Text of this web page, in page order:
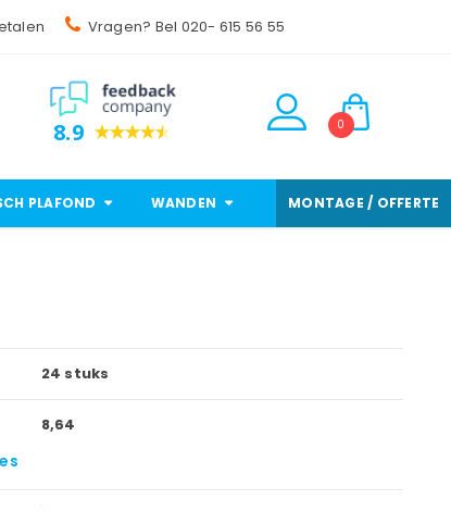
Vragen? Bel 020- 615 56 55
8.9 0
PLAFOND WANDEN MONTAGE / OFFERTE
24 stuks
8,64